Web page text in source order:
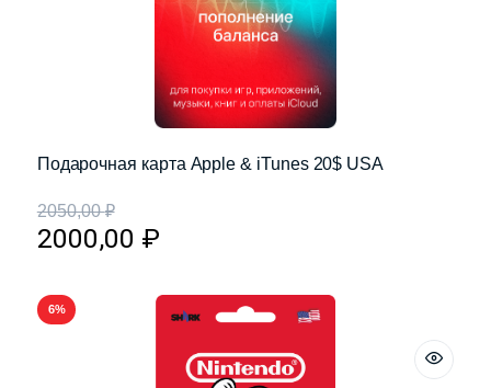
Подарочная карта Apple & iTunes 20$ USA
2050,00₽
2000,00 ₽
6%